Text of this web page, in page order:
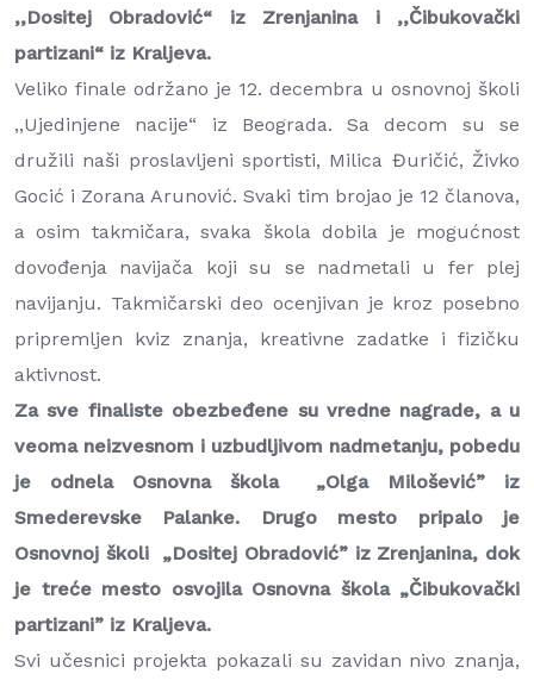
,,Dositej Obradović“ iz Zrenjanina i ,,Čibukovački
partizani“ iz Kraljeva.
Veliko finale održano je 12. decembra u osnovnoj školi
,,Ujedinjene nacije“ iz Beograda. Sa decom su se
družili naši proslavljeni sportisti, Milica Đuričić, Živko
Gocić i Zorana Arunović. Svaki tim brojao je 12 članova,
a osim takmičara, svaka škola dobila je mogućnost
dovođenja navijača koji su se nadmetali u fer plej
navijanju. Takmičarski deo ocenjivan je kroz posebno
pripremljen kviz znanja, kreativne zadatke i fizičku
aktivnost.
Za sve finaliste obezbeđene su vredne nagrade, a u
veoma neizvesnom i uzbudljivom nadmetanju, pobedu
je odnela Osnovna škola „Olga Milošević” iz
Smederevske Palanke. Drugo mesto pripalo je
Osnovnoj školi „Dositej Obradović” iz Zrenjanina, dok
je treće mesto osvojila Osnovna škola „Čibukovački
partizani” iz Kraljeva.
Svi učesnici projekta pokazali su zavidan nivo znanja,